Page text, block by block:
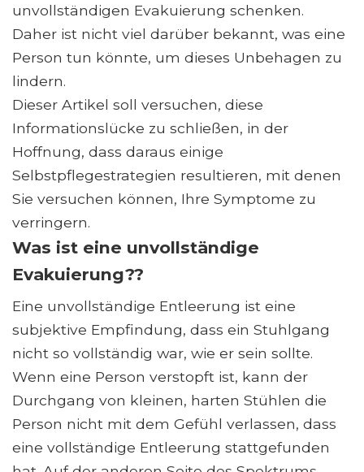
unvollständigen Evakuierung schenken.
Daher ist nicht viel darüber bekannt, was eine
Person tun könnte, um dieses Unbehagen zu
lindern.
Dieser Artikel soll versuchen, diese
Informationslücke zu schließen, in der
Hoffnung, dass daraus einige
Selbstpflegestrategien resultieren, mit denen
Sie versuchen können, Ihre Symptome zu
verringern.
Was ist eine unvollständige
Evakuierung??
Eine unvollständige Entleerung ist eine
subjektive Empfindung, dass ein Stuhlgang
nicht so vollständig war, wie er sein sollte.
Wenn eine Person verstopft ist, kann der
Durchgang von kleinen, harten Stühlen die
Person nicht mit dem Gefühl verlassen, dass
eine vollständige Entleerung stattgefunden